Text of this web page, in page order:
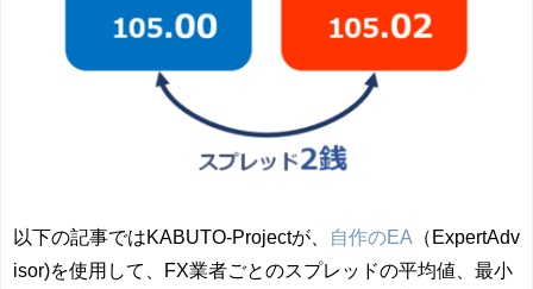
以下の記事ではKABUTO-Projectが、 自作のEA （ExpertAdv
isor)を使用して、FX業者ごとのスプレッドの平均値、最小